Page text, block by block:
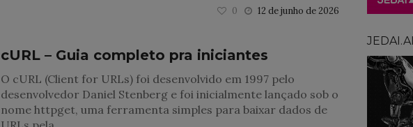
12 de junho de 2026
0
cURL – Guia completo pra iniciantes
O cURL (Client for URLs) foi desenvolvido em 1997 pelo
desenvolvedor Daniel Stenberg e foi inicialmente lançado sob o
nome httpget, uma ferramenta simples para baixar dados de
JEDAI.AI